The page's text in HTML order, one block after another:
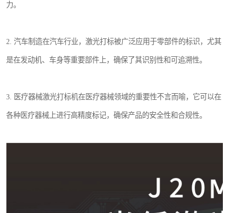
力。
2. 汽车制造在汽车行业，激光打标被广泛应用于零部件的标识，尤其
是在发动机、车身等重要部件上，确保了其识别性和可追溯性。
3. 医疗器械激光打标机在医疗器械领域的重要性不言而喻，它可以在
各种医疗器械上进行高精度标记，确保产品的安全性和合规性。